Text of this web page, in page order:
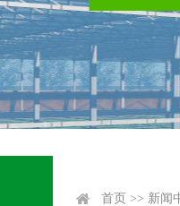
首页 >> 新闻